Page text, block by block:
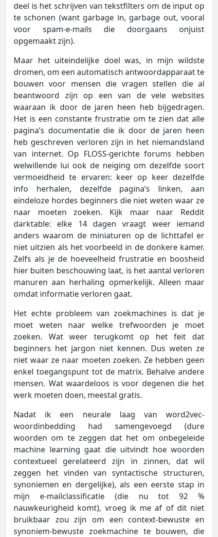
deel is het schrijven van tekstfilters om de input op
te schonen (want garbage in, garbage out, vooral
voor spam-e-mails die doorgaans onjuist
opgemaakt zijn).
Maar het uiteindelijke doel was, in mijn wildste
dromen, om een automatisch antwoordapparaat te
bouwen voor mensen die vragen stellen die al
beantwoord zijn op een van de vele websites
waaraan ik door de jaren heen heb bijgedragen.
Het is een constante frustratie om te zien dat alle
pagina’s documentatie die ik door de jaren heen
heb geschreven verloren zijn in het niemandsland
van internet. Op FLOSS-gerichte forums hebben
welwillende lui ook de neiging om dezelfde soort
vermoeidheid te ervaren: keer op keer dezelfde
info herhalen, dezelfde pagina’s linken, aan
eindeloze hordes beginners die niet weten waar ze
naar moeten zoeken. Kijk maar naar Reddit
darktable: elke 14 dagen vraagt weer iemand
anders waarom de miniaturen op de lichttafel er
niet uitzien als het voorbeeld in de donkere kamer.
Zelfs als je de hoeveelheid frustratie en boosheid
hier buiten beschouwing laat, is het aantal verloren
manuren aan herhaling opmerkelijk. Alleen maar
omdat informatie verloren gaat.
Het echte probleem van zoekmachines is dat je
moet weten naar welke trefwoorden je moet
zoeken. Wat weer terugkomt op het feit dat
beginners het jargon niet kennen. Dus weten ze
niet waar ze naar moeten zoeken. Ze hebben geen
enkel toegangspunt tot de matrix. Behalve andere
mensen. Wat waardeloos is voor degenen die het
werk moeten doen, meestal gratis.
Nadat ik een neurale laag van word2vec-
woordinbedding had samengevoegd (dure
woorden om te zeggen dat het om onbegeleide
machine learning gaat die uitvindt hoe woorden
contextueel gerelateerd zijn in zinnen, dat wil
zeggen het vinden van syntactische structuren,
synoniemen en dergelijke), als een eerste stap in
mijn e-mailclassificatie (die nu tot 92 %
nauwkeurigheid komt), vroeg ik me af of dit niet
bruikbaar zou zijn om een context-bewuste en
synoniem-bewuste zoekmachine te bouwen, die